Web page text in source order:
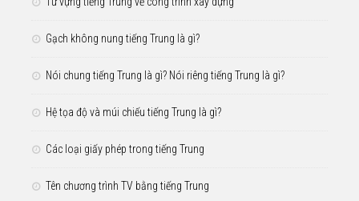
Gạch không nung tiếng Trung là gì?
Nói chung tiếng Trung là gì? Nói riêng tiếng Trung là gì?
Hệ tọa độ và múi chiếu tiếng Trung là gì?
Các loại giấy phép trong tiếng Trung
Tên chương trình TV bằng tiếng Trung